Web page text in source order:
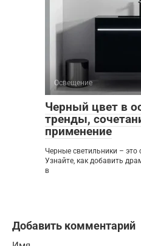
Освещение
Черный цвет в
тренды,
применение
Черные светильники – это
Узнайте, как добавить
в
Добавить комментарий